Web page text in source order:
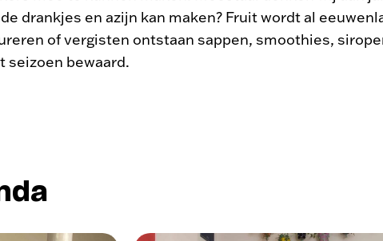
drankjes en azijn kan maken? Fruit wordt al
of vergisten ontstaan sappen, smoothies,
seizoen bewaard.